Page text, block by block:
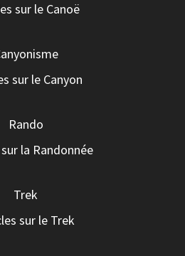
sur le Canoë
sur le Canyon
Rando
la Randonnée
Trek
sur le Trek